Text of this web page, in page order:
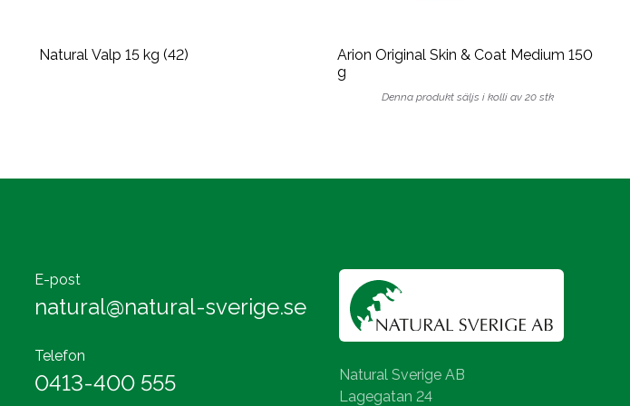
Natural Valp 15 kg (42)
Arion Original Skin & Coat Medium 150
g
Denna produkt säljs i kolli av 20 stk
E-post
natural@natural-sverige.se
Telefon
0413-400 555
Natural Sverige AB
Lagegatan 24